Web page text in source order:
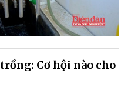
Cơ hội nào cho